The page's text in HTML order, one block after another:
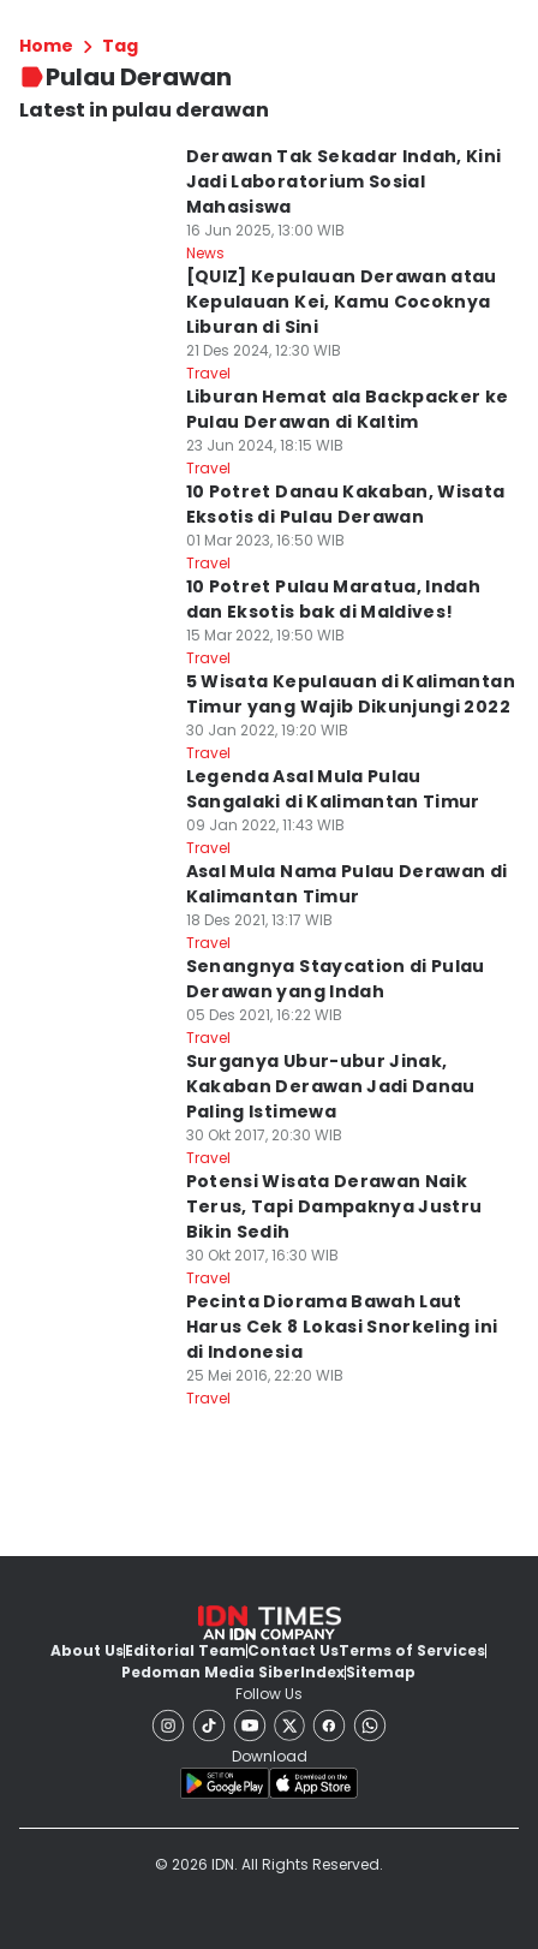
Home Tag
Pulau Derawan
Latest in pulau derawan
Derawan Tak Sekadar Indah, Kini
Jadi Laboratorium Sosial
Mahasiswa
16 Jun 2025, 13:00 WIB
News
[QUIZ] Kepulauan Derawan atau
Kepulauan Kei, Kamu Cocoknya
Liburan di Sini
21 Des 2024, 12:30 WIB
Travel
Liburan Hemat ala Backpacker ke
Pulau Derawan di Kaltim
23 Jun 2024, 18:15 WIB
Travel
10 Potret Danau Kakaban, Wisata
Eksotis di Pulau Derawan
01 Mar 2023, 16:50 WIB
Travel
10 Potret Pulau Maratua, Indah
dan Eksotis bak di Maldives!
15 Mar 2022, 19:50 WIB
Travel
5 Wisata Kepulauan di Kalimantan
Timur yang Wajib Dikunjungi 2022
30 Jan 2022, 19:20 WIB
Travel
Legenda Asal Mula Pulau
Sangalaki di Kalimantan Timur
09 Jan 2022, 11:43 WIB
Travel
Asal Mula Nama Pulau Derawan di
Kalimantan Timur
18 Des 2021, 13:17 WIB
Travel
Senangnya Staycation di Pulau
Derawan yang Indah
05 Des 2021, 16:22 WIB
Travel
Surganya Ubur-ubur Jinak,
Kakaban Derawan Jadi Danau
Paling Istimewa
30 Okt 2017, 20:30 WIB
Travel
Potensi Wisata Derawan Naik
Terus, Tapi Dampaknya Justru
Bikin Sedih
30 Okt 2017, 16:30 WIB
Travel
Pecinta Diorama Bawah Laut
Harus Cek 8 Lokasi Snorkeling ini
di Indonesia
25 Mei 2016, 22:20 WIB
Travel
About UsEditorial TeamContact UsTerms of Services
Pedoman Media SiberIndexSitemap
Follow Us
Download
© 2026 IDN. All Rights Reserved.